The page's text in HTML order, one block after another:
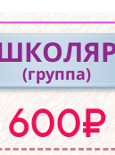
(группа)
600₽